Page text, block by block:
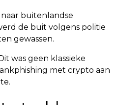
buitenlandse
de buit volgens politie
gewassen.
was geen klassieke
met crypto aan